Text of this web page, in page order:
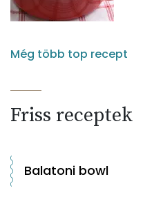
Még több top recept
Friss receptek
Balatoni bowl